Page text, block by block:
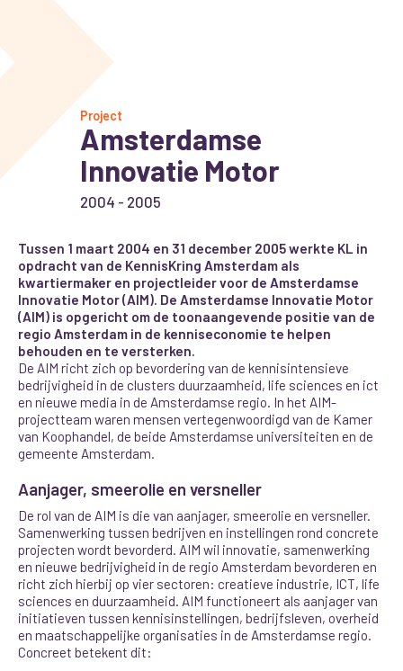
Project
Amsterdamse
Innovatie Motor
2004 - 2005
Tussen 1 maart 2004 en 31 december 2005 werkte KL in
opdracht van de KennisKring Amsterdam als
kwartiermaker en projectleider voor de Amsterdamse
Innovatie Motor (AIM). De Amsterdamse Innovatie Motor
(AIM) is opgericht om de toonaangevende positie van de
regio Amsterdam in de kenniseconomie te helpen
behouden en te versterken.
De AIM richt zich op bevordering van de kennisintensieve
bedrijvigheid in de clusters duurzaamheid, life sciences en ict
en nieuwe media in de Amsterdamse regio. In het AIM-
projectteam waren mensen vertegenwoordigd van de Kamer
van Koophandel, de beide Amsterdamse universiteiten en de
gemeente Amsterdam.
Aanjager, smeerolie en versneller
De rol van de AIM is die van aanjager, smeerolie en versneller.
Samenwerking tussen bedrijven en instellingen rond concrete
projecten wordt bevorderd. AIM wil innovatie, samenwerking
en nieuwe bedrijvigheid in de regio Amsterdam bevorderen en
richt zich hierbij op vier sectoren: creatieve industrie, ICT, life
sciences en duurzaamheid. AIM functioneert als aanjager van
initiatieven tussen kennisinstellingen, bedrijfsleven, overheid
en maatschappelijke organisaties in de Amsterdamse regio.
Concreet betekent dit: